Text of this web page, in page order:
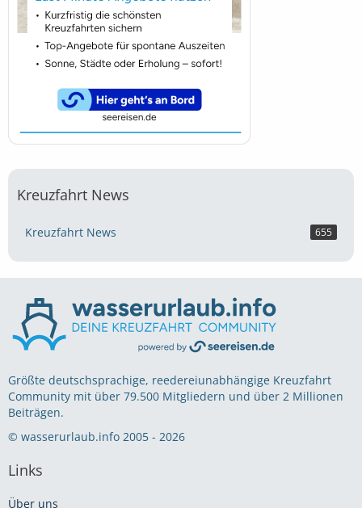
Kreuzfahrt News
Kreuzfahrt News 655
Größte deutschsprachige, reedereiunabhängige Kreuzfahrt
Community mit über 79.500 Mitgliedern und über 2 Millionen
Beiträgen.
© wasserurlaub.info 2005 - 2026
Links
Über uns